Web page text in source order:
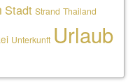
Stadt Strand Thailand
Unterkunft Urlaub